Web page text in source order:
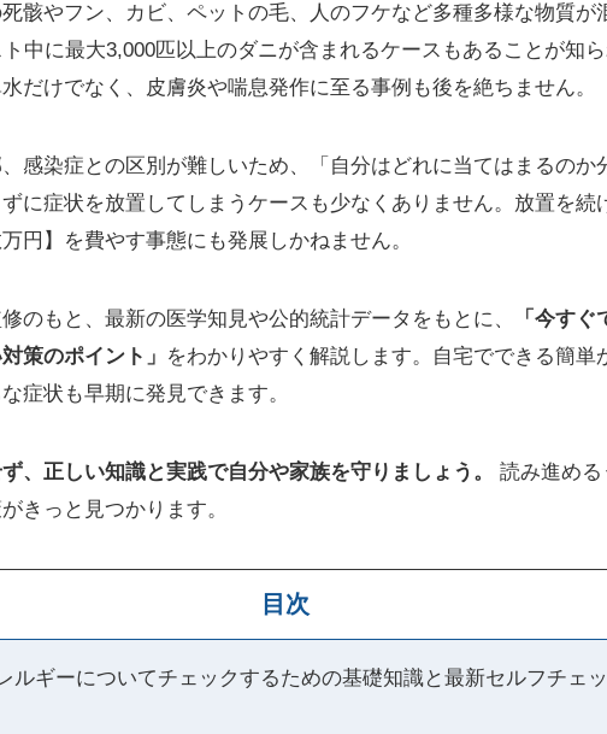
骸やフン、カビ、ペットの毛、人のフケなど多種多様な物質が
中に最大3,000匹以上のダニが含まれるケースもあることが知
だけでなく、皮膚炎や喘息発作に至る事例も後を絶ちません。
感染症との区別が難しいため、「自分はどれに当てはまるのか
に症状を放置してしまうケースも少なくありません。放置を続
円】を費やす事態にも発展しかねません。
のもと、最新の医学知見や公的統計データをもとに、
「今す
策のポイント」 をわかりやすく解説します。自宅でできる簡単
症状も早期に発見できます。
、正しい知識と実践で自分や家族を守りましょう。
読み進め
きっと見つかります。
目次
ルギーについてチェックするための基礎知識と最新セルフチェ